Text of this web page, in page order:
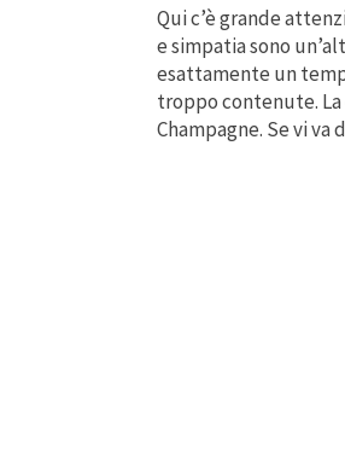
Qui c’è grande
e simpatia sono
esattamente un
troppo contenute.
Champagne. Se vi